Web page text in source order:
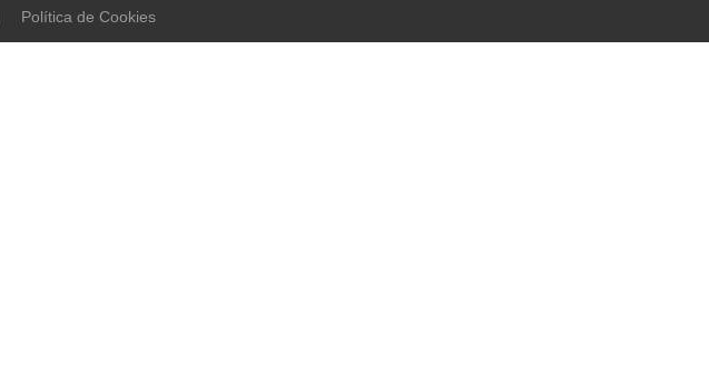
Política de Cookies